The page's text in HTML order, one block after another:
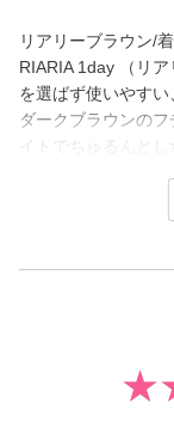
リアリーブラウン/
RIARIA 1day （リ
を選ばず使いやすい
ダークブラウンの
イトでちゅるんと
ト部分が固定され
トレンド感あふれ